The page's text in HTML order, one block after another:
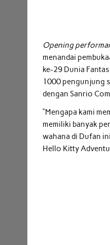
Opening
menandai
ke-29 Dunia
1000 pengunjung
dengan Sanrio
“Mengapa kami
memiliki banyak
wahana di Dufan
Hello Kitty